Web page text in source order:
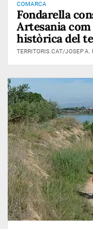
COMARCA
Fondarella
Artesania
històrica del
TERRITORIS.CAT/JOSEP A.